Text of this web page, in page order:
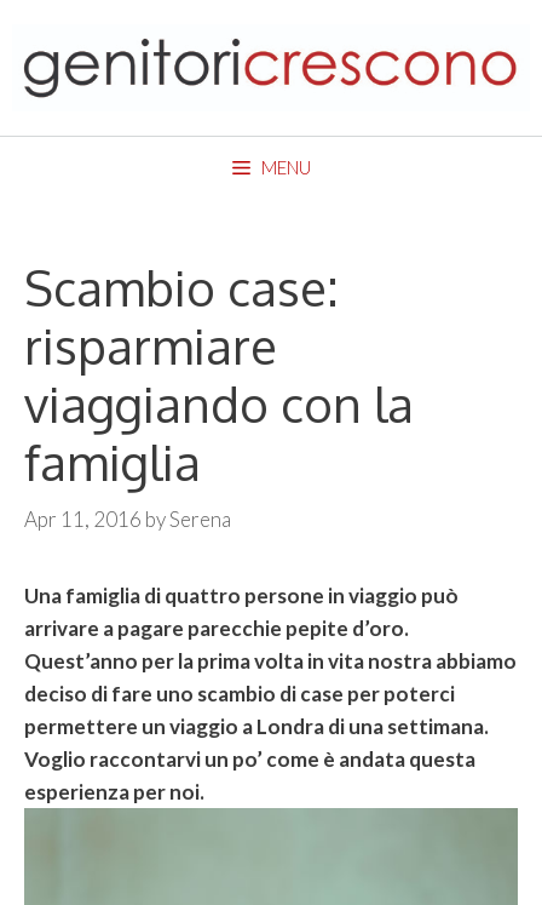
content
MENU
Scambio case:
risparmiare
viaggiando con la
famiglia
Apr 11, 2016 bySerena
Una famiglia di quattro persone in viaggio può
arrivare a pagare parecchie pepite d’oro.
Quest’anno per la prima volta in vita nostra abbiamo
deciso di fare uno scambio di case per poterci
permettere un viaggio a Londra di una settimana.
Voglio raccontarvi un po’ come è andata questa
esperienza per noi.